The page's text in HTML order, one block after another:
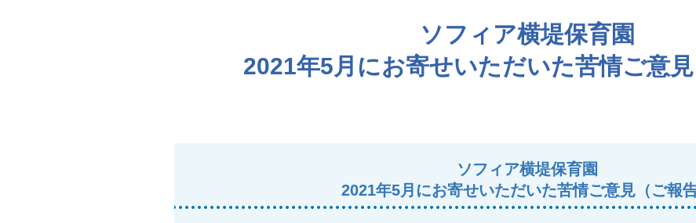
ソフィア横堤保育園
2021年5月にお寄せいただいた苦情ご意見
ソフィア横堤保育園
2021年5月にお寄せいただいた苦情ご意見（ご報告